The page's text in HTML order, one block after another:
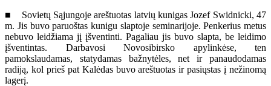
■ Sovietų Sąjungoje areštuotas latvių kunigas Jozef Swidnicki, 47
m. Jis buvo paruoštas kunigu slaptoje seminarijoje. Penkerius metus
nebuvo leidžiama jį įšventinti. Pagaliau jis buvo slapta, be leidimo
įšventintas. Darbavosi Novosibirsko apylinkėse, ten
pamokslaudamas, statydamas bažnytėles, net ir panaudodamas
radiją, kol prieš pat Kalėdas buvo areštuotas ir pasiųstas į nežinomą
lagerį.